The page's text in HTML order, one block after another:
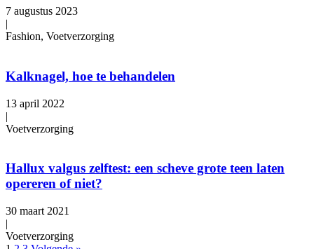
7 augustus 2023
|
Fashion, Voetverzorging
Kalknagel, hoe te behandelen
13 april 2022
|
Voetverzorging
Hallux valgus zelftest: een scheve grote teen laten
opereren of niet?
30 maart 2021
|
Voetverzorging